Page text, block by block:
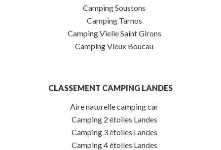
Camping Soustons
Camping Tarnos
Camping Vielle Saint Girons
Camping Vieux Boucau
CLASSEMENT CAMPING LANDES
Aire naturelle camping car
Camping 2 étoiles Landes
Camping 3 étoiles Landes
Camping 4 étoiles Landes